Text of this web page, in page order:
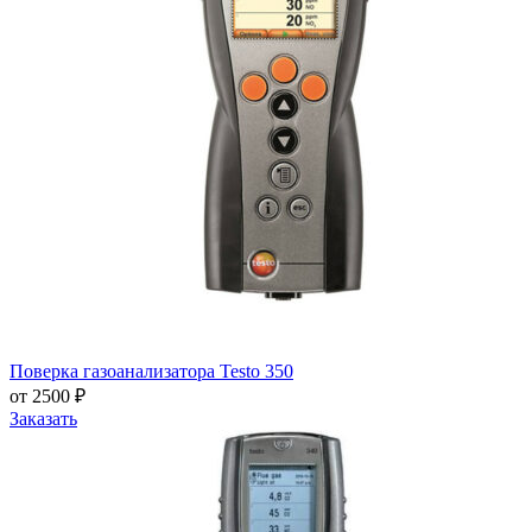
Поверка газоанализатора Testo 350
от 2500 ₽
Заказать